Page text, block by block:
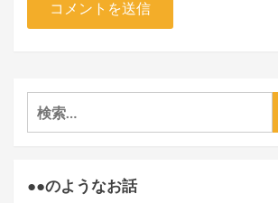
検
索:
●●のようなお話